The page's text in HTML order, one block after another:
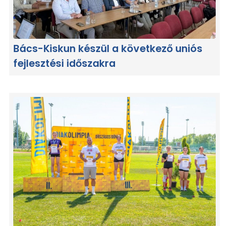
Bács-Kiskun készül a következő uniós
fejlesztési időszakra